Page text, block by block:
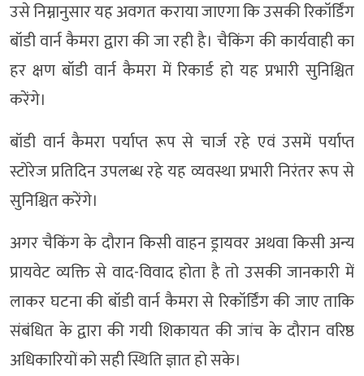
उसे निम्नानुसार यह अवगत कराया जाएगा कि उसकी रिकॉर्डिंग
बॉडी वार्न कैमरा द्वारा की जा रही है। चैकिंग की कार्यवाही का
हर क्षण बॉडी वार्न कैमरा में रिकार्ड हो यह प्रभारी सुनिश्चित
करेंगे।
बॉडी वार्न कैमरा पर्याप्त रूप से चार्ज रहे एवं उसमें पर्याप्त
स्टोरेज प्रतिदिन उपलब्ध रहे यह व्यवस्था प्रभारी निरंतर रूप से
सुनिश्चित करेंगे।
अगर चैकिंग के दौरान किसी वाहन ड्रायवर अथवा किसी अन्य
प्रायवेट व्यक्ति से वाद-विवाद होता है तो उसकी जानकारी में
लाकर घटना की बॉडी वार्न कैमरा से रिकॉर्डिंग की जाए ताकि
संबंधित के द्वारा की गयी शिकायत की जांच के दौरान वरिष्ठ
अधिकारियों को सही स्थिति ज्ञात हो सके।